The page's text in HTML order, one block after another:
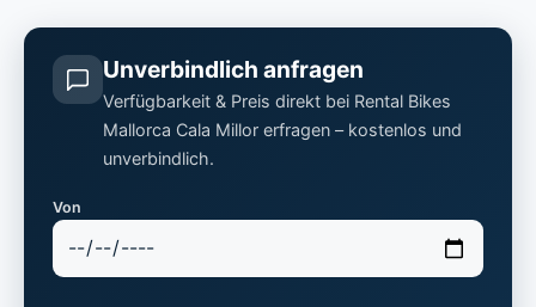
Unverbindlich anfragen
Verfügbarkeit & Preis direkt bei Rental Bikes
Mallorca Cala Millor erfragen – kostenlos und
unverbindlich.
Von